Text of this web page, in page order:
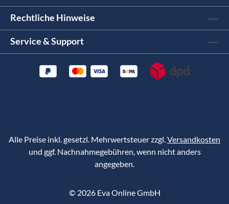
Rechtliche Hinweise
Service & Support
Alle Preise inkl. gesetzl. Mehrwertsteuer zzgl.Versandkosten
und ggf. Nachnahmegebühren, wenn nicht anders
angegeben.
© 2026Eva Online GmbH